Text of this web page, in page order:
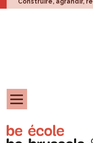
Construire, agrandir,